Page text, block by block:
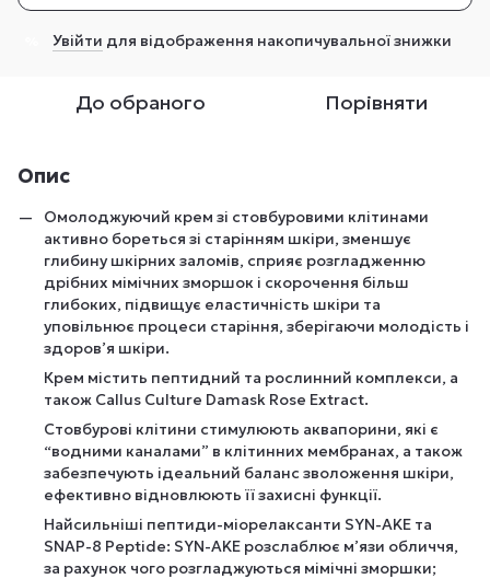
Увійти для відображення накопичувальної знижки
До обраного Порівняти
Опис
Омолоджуючий крем зі стовбуровими клітинами
активно бореться зі старінням шкіри, зменшує
глибину шкірних заломів, сприяє розгладженню
дрібних мімічних зморшок і скорочення більш
глибоких, підвищує еластичність шкіри та
уповільнює процеси старіння, зберігаючи молодість і
здоров’я шкіри.
Крем містить пептидний та рослинний комплекси, а
також Callus Culture Damask Rose Extract.
Стовбурові клітини стимулюють аквапорини, які є
“водними каналами” в клітинних мембранах, а також
забезпечують ідеальний баланс зволоження шкіри,
ефективно відновлюють її захисні функції.
Найсильніші пептиди-міорелаксанти SYN-AKE та
SNAP-8 Peptide: SYN-AKE розслаблює м’язи обличчя,
за рахунок чого розгладжуються мімічні зморшки;